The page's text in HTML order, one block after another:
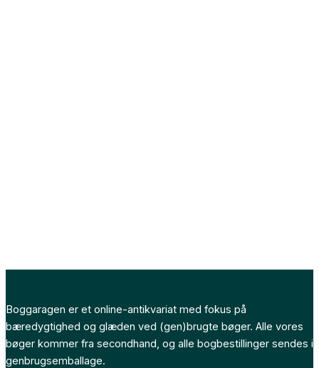
Boggaragen er et online-antikvariat med fokus på
bæredygtighed og glæden ved (gen)brugte bøger. Alle vores
bøger kommer fra secondhand, og alle bogbestillinger sendes i
genbrugsemballage.